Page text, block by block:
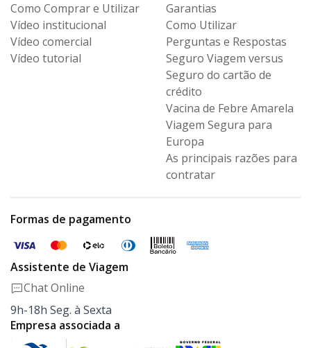
Como Comprar e Utilizar
Vídeo institucional
Vídeo comercial
Vídeo tutorial
Garantias
Como Utilizar
Perguntas e Respostas
Seguro Viagem versus
Seguro do cartão de
crédito
Vacina de Febre Amarela
Viagem Segura para
Europa
As principais razões para
contratar
Formas de pagamento
Assistente de Viagem
Chat Online
9h-18h Seg. à Sexta
Empresa associada a